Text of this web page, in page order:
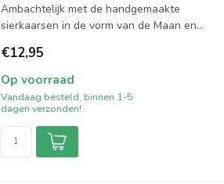
Ambachtelijk met de handgemaakte
sierkaarsen in de vorm van de Maan en...
€12,95
Op voorraad
Vandaag besteld, binnen 1-5
dagen verzonden!